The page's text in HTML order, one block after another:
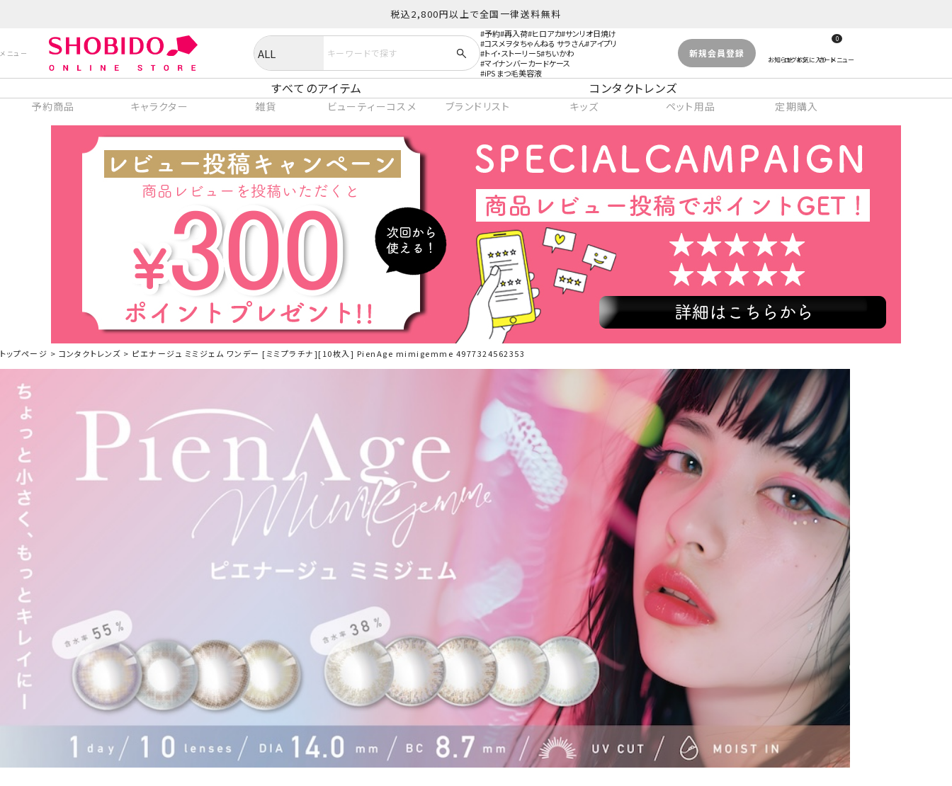
税込2,800円以上で全国一律送料無料
予約 再入荷 ヒロアカ サンリオ日焼け
コスメヲタちゃんねる サラさん アイプリ
トイ・ストーリー5 ちいかわ
マイナンバーカードケース
iPS まつ毛美容液
新規会員登録
0
すべてのアイテム コンタクトレンズ
予約商品 キャラクター 雑貨 ビューティーコスメ ブランドリスト キッズ ペット用品 定期購入
トップページ コンタクトレンズ ピエナージュ ミミジェム ワンデー [ミミプラチナ][10枚入] PienAge mimigemme 4977324562353